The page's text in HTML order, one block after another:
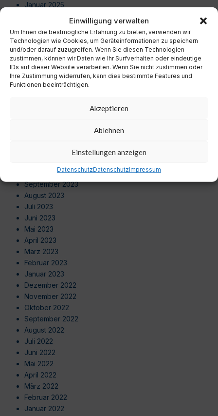
Einwilligung verwalten
Um Ihnen die bestmögliche Erfahrung zu bieten, verwenden wir
Technologien wie Cookies, um Geräteinformationen zu speichern
und/oder darauf zuzugreifen. Wenn Sie diesen Technologien
zustimmen, können wir Daten wie Ihr Surfverhalten oder eindeutige
IDs auf dieser Website verarbeiten. Wenn Sie nicht zustimmen oder
Ihre Zustimmung widerrufen, kann dies bestimmte Features und
Funktionen beeinträchtigen.
Akzeptieren
Ablehnen
Einstellungen anzeigen
DatenschutzDatenschutzImpressum
Januar 2025
Oktober 2024
September 2024
August 2024
Juli 2024
Juni 2024
Dezember 2023
Oktober 2023
September 2023
August 2023
Juli 2023
Juni 2023
Mai 2023
April 2023
März 2023
Februar 2023
Januar 2023
Dezember 2022
November 2022
Oktober 2022
September 2022
August 2022
Juli 2022
Juni 2022
Mai 2022
April 2022
März 2022
Februar 2022
Januar 2022